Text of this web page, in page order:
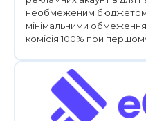
необмеженим
мінімальними
комісія 100% при